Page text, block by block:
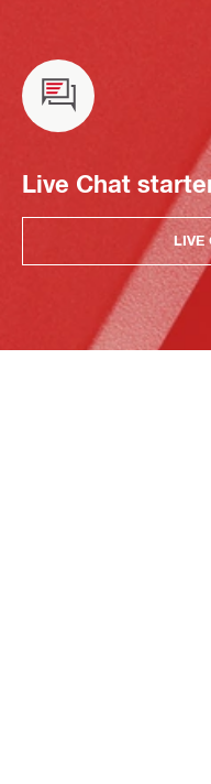
Live Chat
LIVE